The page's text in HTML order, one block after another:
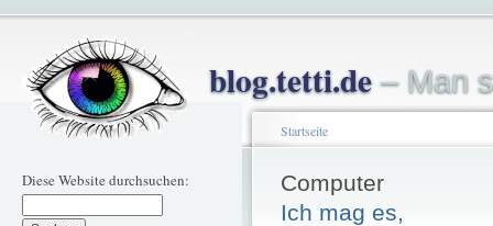
blog.tetti.de– Man
Diese Website durchsuchen:
Startseite
Computer
Ich mag es,